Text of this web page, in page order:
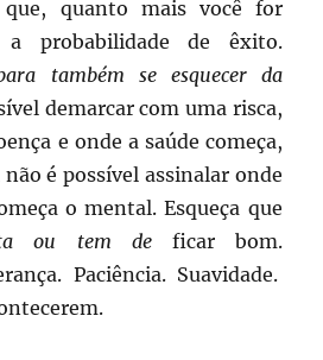
que, quanto mais você for
a probabilidade de êxito.
também se esquecer da
demarcar com uma risca,
e onde a saúde começa,
é possível assinalar onde
o mental. Esqueça que
ou tem deficar bom.
Paciência. Suavidade.